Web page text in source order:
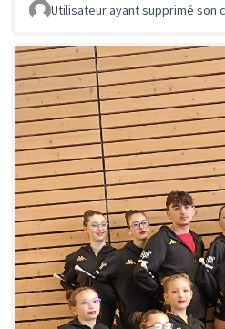
Utilisateur ayant supprimé son